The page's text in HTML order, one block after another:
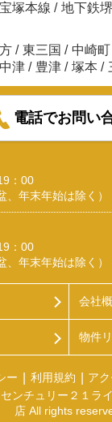
塚本線 / 地下鉄
/ 東三国 / 中崎町
中津 / 豊津 / 塚本 /
電話でお問い
：00
年末年始は除く）
：00
年末年始は除く）
会社
物件
ー 利用規約 ア
ンチュリー２１ラ
店 All rights